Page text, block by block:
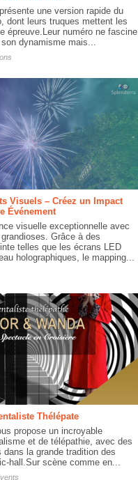
une version rapide du
dont leurs truques mettent les
épreuve.Leur numéro ne fascine
dynamisme mais...
Visuels – Créez un Impact
Événement
visuelle exceptionnelle avec
Grâce à des
telles que les écrans LED
holographiques, le mapping...
Thélépate
propose un incroyable
et de télépathie, avec des
dans la grande tradition des
hall.Sur scène comme en...